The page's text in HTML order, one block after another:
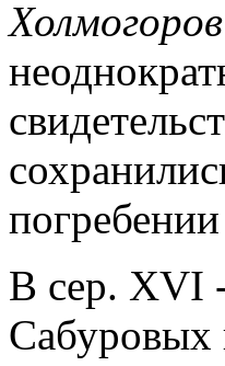
В сер. XVI
Сабуровых